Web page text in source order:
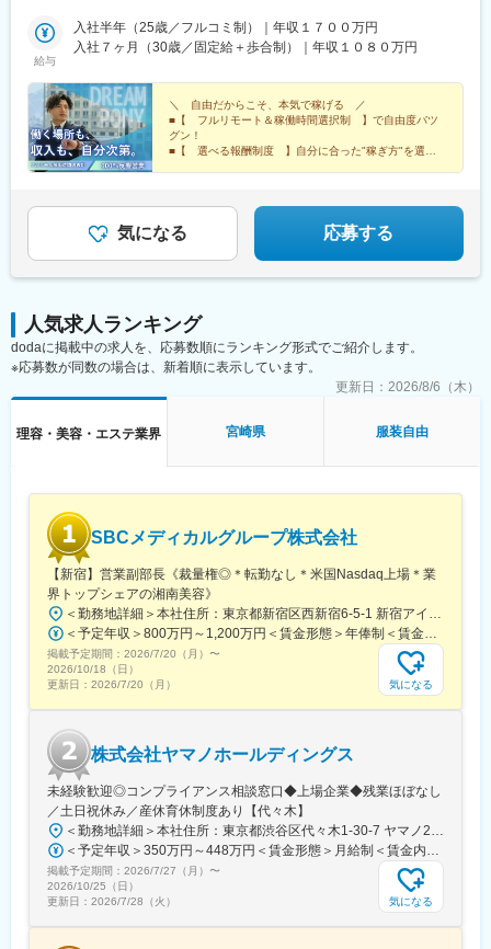
駅、なんば駅(南海線)、大阪駅、天王寺駅、西大橋駅、五条駅(京
都市営)、京都河原町駅、神戸三宮駅(阪神)、本通駅、高松駅(香川
所前駅、長崎駅(長崎県)、美栄橋駅
門線「半蔵門駅」徒歩7分■JR中央線・総武線／東京メトロ丸ノ内
線・南北線「四ツ谷駅」徒歩8分
給与
入社半年（25歳／フルコミ制）｜年収１７００万円
入社７ヶ月（30歳／固定給＋歩合制）｜年収１０８０万円
＼ 自由だからこそ、本気で稼げる ／
■【 フルリモート＆稼働時間選択制 】で自由度バツ
グン！
■【 選べる報酬制度 】自分に合った"稼ぎ方"を選択
気になる 応募する
人気求人ランキング
dodaに掲載中の求人を、応募数順にランキング形式でご紹介します。
※応募数が同数の場合は、新着順に表示しています。
更新日： 2026/8/6（木）
理容・美容・エステ業界 宮崎県 服装自由
SBCメディカルグループ株式会社
【新宿】営業副部長《裁量権◎＊転勤なし＊米国Nasdaq上場＊業
界トップシェアの湘南美容》
＜勤務地詳細＞本社住所：東京都新宿区西新宿6-5-1 新宿アイランドタワー12F受動喫煙対策：屋内全面禁煙変更の範囲：会社の定める事業所
＜予定年収＞800万円～1,200万円＜賃金形態＞年俸制＜賃金内訳＞年額（基本給）：6,048,000円～8,333,333円固定残業手当/月：156,000円～305,556円（固定残業時間40時間0分/月）超過した時間外労働の残業手当は追加支給＜月額＞660,000円～1,000,000円（12分割）（一律手当を含む）＜昇給有無＞有＜残業手当＞有＜給与補足＞※年齢・経験・スキルに応じて支給します■昇給：年1回※人事考課あり■賞与：年2回（7月・12月）※業績による賃金はあくまでも目安の金額であり、選考を通じて上下する可能性があります。月給(月額)は固定手当を含めた表記です。
掲載予定期間： 2026/7/20（月） 〜
2026/10/18（日）
更新日： 2026/7/20（月） 気になる
株式会社ヤマノホールディングス
未経験歓迎◎コンプライアンス相談窓口◆上場企業◆残業ほぼなし
／土日祝休み／産休育休制度あり【代々木】
＜勤務地詳細＞本社住所：東京都渋谷区代々木1-30-7 ヤマノ24ビル勤務地最寄駅：JR／都営大江戸線／代々木駅受動喫煙対策：屋内全面禁煙変更の範囲：会社の定める事業所（リモートワーク含む）
＜予定年収＞350万円～448万円＜賃金形態＞月給制＜賃金内訳＞月額（基本給）：216,094円～279,700円固定残業手当/月：33,906円～40,300円（固定残業時間20時間0分/月）超過した時間外労働の残業手当は追加支給＜月給＞250,000円～320,000円（一律手当を含む）＜昇給有無＞有＜残業手当＞有＜給与補足＞※経験・スキルを考慮します。・賞与：年2回※業績により変動・昇給：年1回賃金はあくまでも目安の金額であり、選考を通じて上下する可能性があります。月給(月額)は固定手当を含めた表記です。
掲載予定期間： 2026/7/27（月） 〜
2026/10/25（日）
更新日： 2026/7/28（火） 気になる